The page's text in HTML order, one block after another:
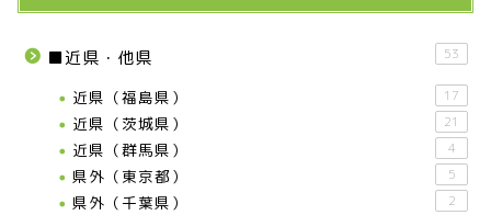
■近県・他県 53
近県（福島県） 17
近県（茨城県） 21
近県（群馬県） 4
県外（東京都） 5
県外（千葉県） 2